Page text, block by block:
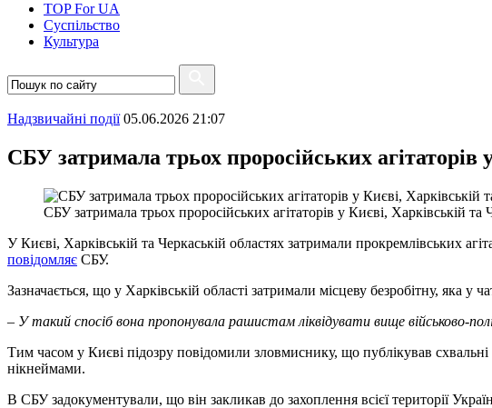
TOP For UA
Суспiльство
Культура
Надзвичайні події 05.06.2026 21:07
СБУ затримала трьох проросійських агітаторів
СБУ затримала трьох проросійських агітаторів у Києві, Харківській та
У Києві, Харківській та Черкаській областях затримали прокремлівських
повідомляє СБУ.
Зазначається, що у Харківській області затримали місцеву безробітну, яка
– У такий спосіб вона пропонувала рашистам ліквідувати вище військово-
Тим часом у Києві підозру повідомили зловмиснику, що публікував
нікнеймами.
В СБУ задокументували, що він закликав до захоплення всієї території